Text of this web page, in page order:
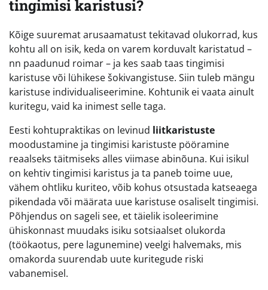
tingimisi karistusi?
Kõige suuremat arusaamatust tekitavad olukorrad, kus
kohtu all on isik, keda on varem korduvalt karistatud –
nn paadunud roimar – ja kes saab taas tingimisi
karistuse või lühikese šokivangistuse. Siin tuleb mängu
karistuse individualiseerimine. Kohtunik ei vaata ainult
kuritegu, vaid ka inimest selle taga.
Eesti kohtupraktikas on levinud liitkaristuste
moodustamine ja tingimisi karistuste pööramine
reaalseks täitmiseks alles viimase abinõuna. Kui isikul
on kehtiv tingimisi karistus ja ta paneb toime uue,
vähem ohtliku kuriteo, võib kohus otsustada katseaega
pikendada või määrata uue karistuse osaliselt tingimisi.
Põhjendus on sageli see, et täielik isoleerimine
ühiskonnast muudaks isiku sotsiaalset olukorda
(töökaotus, pere lagunemine) veelgi halvemaks, mis
omakorda suurendab uute kuritegude riski
vabanemisel.